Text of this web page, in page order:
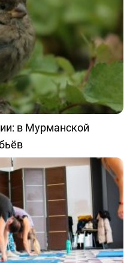
в Мурманской